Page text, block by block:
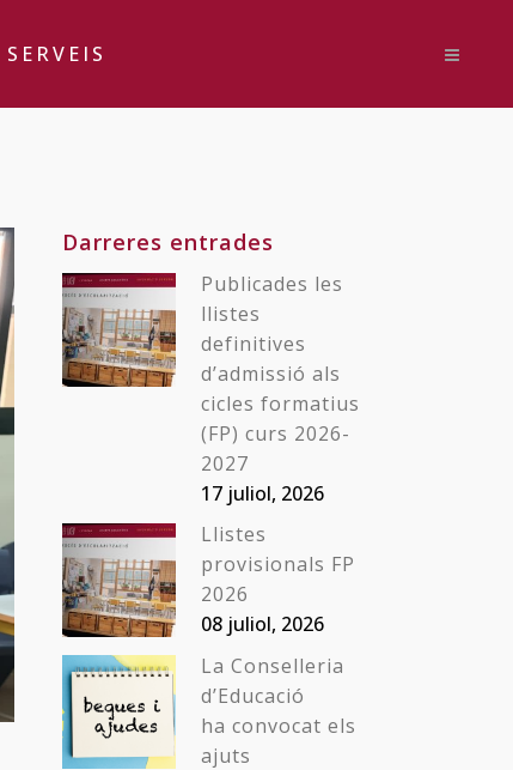
SERVEIS
Darreres entrades
Publicades les
llistes
definitives
d’admissió als
cicles formatius
(FP) curs 2026-
2027
17 juliol, 2026
Llistes
provisionals FP
2026
08 juliol, 2026
La Conselleria
d’Educació
ha convocat els
ajuts